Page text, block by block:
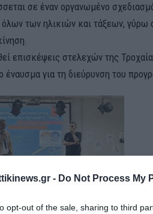
- Do Not Process My
opt-out of the sale, sharing to third
σε έναν οργανωμένο
των ηλικιών και τάξεων, γύρω
επισκέψεις στελεχών της
έναυσμα για τη διεύρυνση του